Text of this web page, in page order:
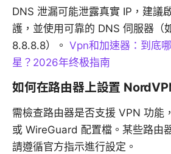
DNS 泄漏可能泄露真實 IP，建議
護，並使用可靠的 DNS 伺服器（如
8.8.8.8）。 Vpn和加速器：到底
星？2026年终极指南
如何在路由器上設置
需檢查路由器是否支援 VPN 功能
或 WireGuard 配置檔。某些路由
請遵循官方指示進行設定。